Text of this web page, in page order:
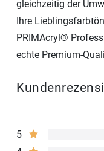
gleichzeitig der
Ihre
PRIMAcryl®
echte Premium-
5